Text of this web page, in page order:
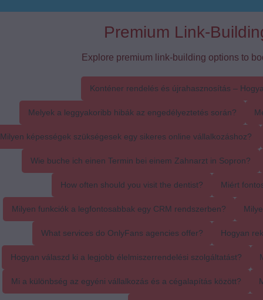
Premium Link-
Explore premium link-building options to
Konténer rendelés és újrahasznosítás –
Melyek a leggyakoribb hibák az engedélyeztetés során?
Milyen képességek szükségesek egy sikeres online vállalkozáshoz?
Wie buche ich einen Termin bei einem Zahnarzt in Sopron?
How often should you visit the dentist? Miért
Milyen funkciók a legfontosabbak egy CRM rendszerben?
What services do OnlyFans agencies offer? Hogyan
Hogyan válaszd ki a legjobb élelmiszerrendelési szolgáltatást?
Mi a különbség az egyéni vállalkozás és a cégalapítás között?